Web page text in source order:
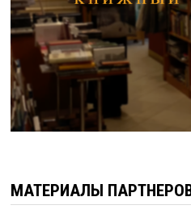
МАТЕРИАЛЫ